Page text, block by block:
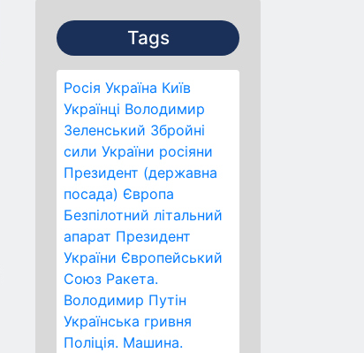
Tags
Росія Україна Київ
Українці Володимир
Зеленський Збройні
сили України росіяни
Президент (державна
посада) Європа
Безпілотний літальний
апарат Президент
України Європейський
Союз Ракета.
Володимир Путін
Українська гривня
Поліція. Машина.